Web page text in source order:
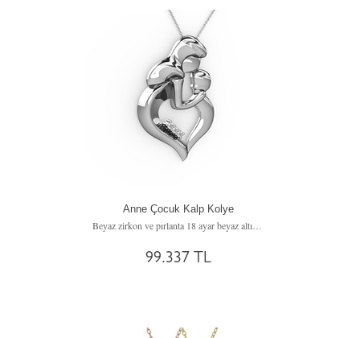
Anne Çocuk Kalp Kolye
99.337 TL